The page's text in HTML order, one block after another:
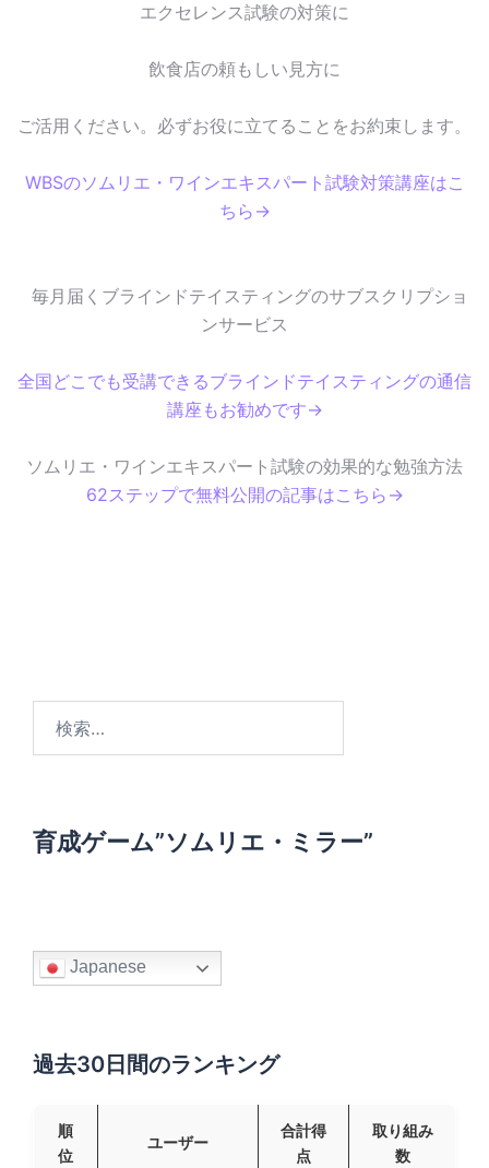
エクセレンス試験の対策に
飲食店の頼もしい見方に
ご活用ください。必ずお役に立てることをお約束します。
WBSのソムリエ・ワインエキスパート試験対策講座はこ
ちら→
毎月届くブラインドテイスティングのサブスクリプショ
ンサービス
全国どこでも受講できるブラインドテイスティングの通信
講座もお勧めです→
ソムリエ・ワインエキスパート試験の効果的な勉強方法
62ステップで無料公開の記事はこちら→
育成ゲーム”ソムリエ・ミラー”
Japanese
過去30日間のランキング
順
位
ユーザー
合計得
点
取り組み
数